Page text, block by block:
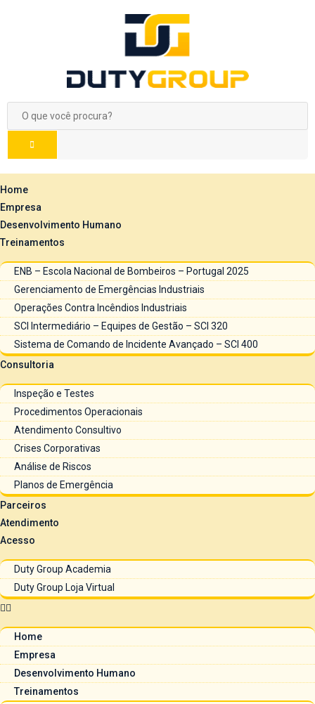
Home
Empresa
Desenvolvimento Humano
Treinamentos
ENB – Escola Nacional de Bombeiros – Portugal 2025
Gerenciamento de Emergências Industriais
Operações Contra Incêndios Industriais
SCI Intermediário – Equipes de Gestão – SCI 320
Sistema de Comando de Incidente Avançado – SCI 400
Consultoria
Inspeção e Testes
Procedimentos Operacionais
Atendimento Consultivo
Crises Corporativas
Análise de Riscos
Planos de Emergência
Parceiros
Atendimento
Acesso
Duty Group Academia
Duty Group Loja Virtual
Home
Empresa
Desenvolvimento Humano
Treinamentos